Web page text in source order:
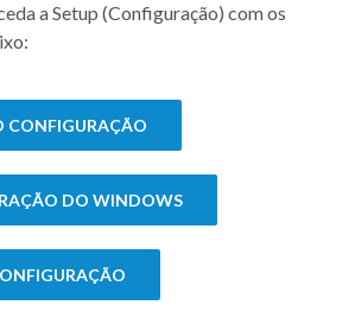
a Setup (Configuração) com os
CONFIGURAÇÃO
DO WINDOWS